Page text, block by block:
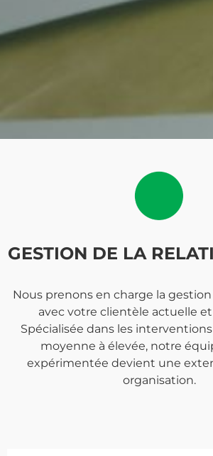
GESTION DE LA
Nous prenons en charge la
avec votre clientèle actuelle
Spécialisée dans les
moyenne à élevée, notre
expérimentée devient une
organisation.